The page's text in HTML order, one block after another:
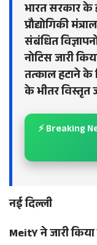
भारत सरकार के
प्रौद्योगिकी
संबंधित
नोटिस जारी
तत्काल हटाने के
के भीतर विस्तृत
⚡ Breaking
नई दिल्ली
MeitY ने जारी